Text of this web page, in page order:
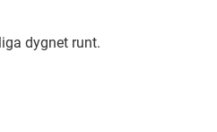
dygnet runt.